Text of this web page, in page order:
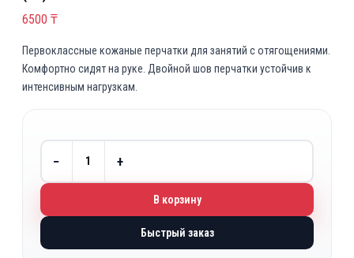
6500 ₸
Первоклассные кожаные перчатки для занятий с отягощениями.
Комфортно сидят на руке. Двойной шов перчатки устойчив к
интенсивным нагрузкам.
− +
В корзину
Быстрый заказ